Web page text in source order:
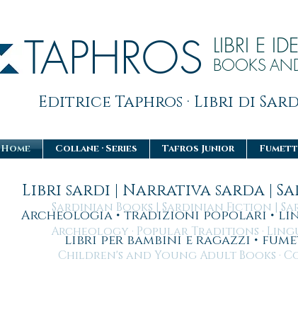
TAPHROS LIBRI E
BOOKS
Editrice Taphros · Libri di
Home Collane · Series Tafros Junior
Libri sardi | Narrativa sarda |
Archeologia • tradizioni popolari •
libri per bambini e ragazzi •
Sardinian Books | Sardinian Fiction |
Archeology · Popular Traditions ·
Children's and Young Adult Books ·